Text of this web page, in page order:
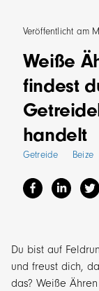
Veröffentlicht am
Weiße
findest
handelt
Getreide Beize
Du bist auf
und freust dich,
das? Weiße